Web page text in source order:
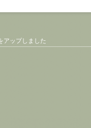
アップしました